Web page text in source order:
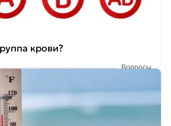
крови?
Вопросы